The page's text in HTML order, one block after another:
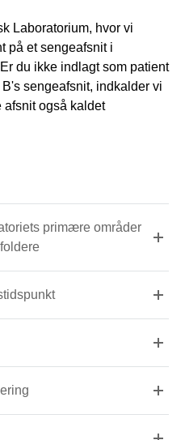
Laboratorium, hvor vi
på et sengeafsnit i
du ikke indlagt som patient
sengeafsnit, indkalder vi
afsnit også kaldet
primære områder